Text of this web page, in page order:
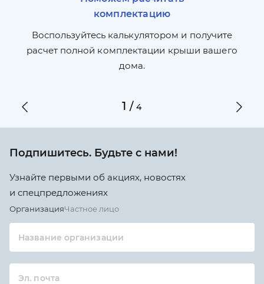
комплектацию
Воспользуйтесь калькулятором и получите
расчет полной комплектации крыши вашего
дома.
1 /4
Подпишитесь. Будьте с нами!
Узнайте первыми об акциях, новостях
и спецпредложениях
ОрганизацияЧастное лицо
Название организации
Эл. почта